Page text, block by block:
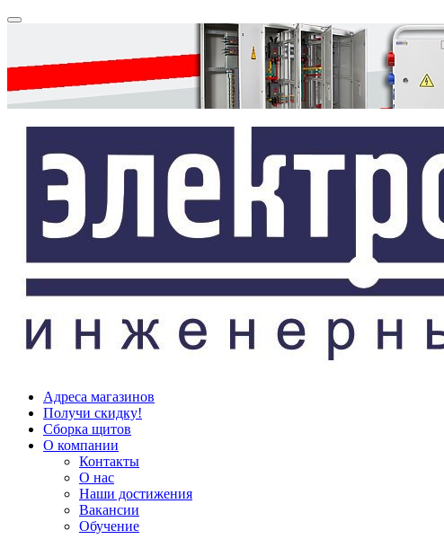
Адреса магазинов
Получи скидку!
Сборка щитов
О компании
Контакты
О нас
Наши достижения
Вакансии
Обучение